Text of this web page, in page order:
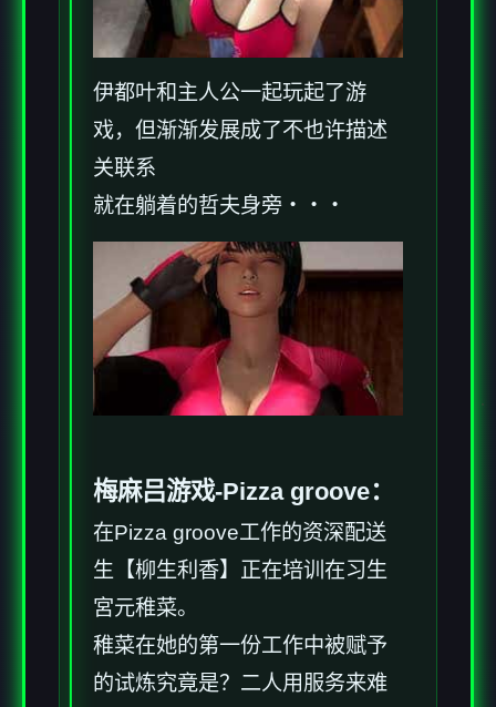
伊都叶和主人公一起玩起了游
戏，但渐渐发展成了不也许描述
关联系
就在躺着的哲夫身旁・・・
梅麻吕游戏-Pizza groove：
在Pizza groove工作的资深配送
生【柳生利香】正在培训在习生
宮元稚菜。
稚菜在她的第一份工作中被赋予
的试炼究竟是？二人用服务来难